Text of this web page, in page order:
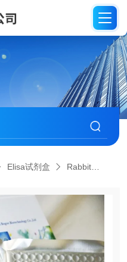
Elisa试剂盒 Rabbit